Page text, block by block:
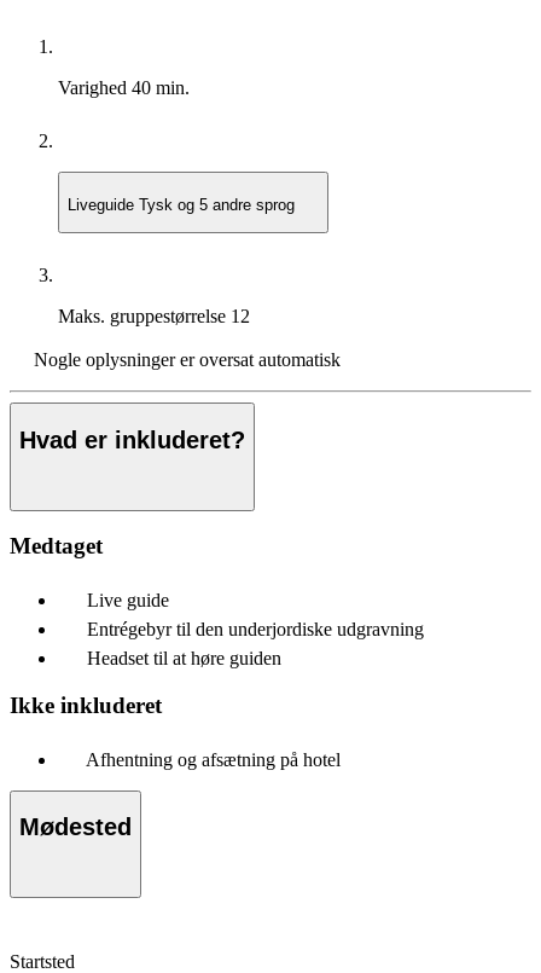
Varighed 40 min.
Liveguide Tysk og 5 andre sprog
Maks. gruppestørrelse 12
Nogle oplysninger er oversat automatisk
Hvad er inkluderet?
Medtaget
Live guide
Entrégebyr til den underjordiske udgravning
Headset til at høre guiden
Ikke inkluderet
Afhentning og afsætning på hotel
Mødested
Startsted